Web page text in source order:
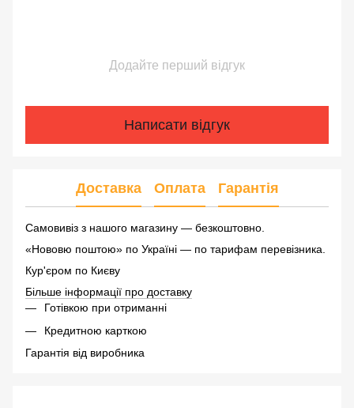
Додайте перший відгук
Написати відгук
Доставка Оплата Гарантія
Самовивіз з нашого магазину — безкоштовно.
«Нововю поштою» по Україні — по тарифам перевізника.
Кур'єром по Києву
Більше інформації про доставку
Готівкою при отриманні
Кредитною карткою
Гарантія від виробника